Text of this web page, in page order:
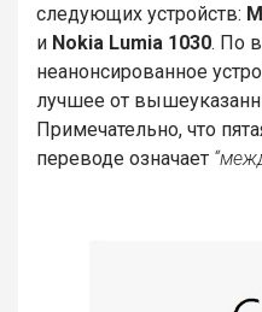
следующих устройств:
и Nokia Lumia 1030. По
неанонсированное
лучшее от
Примечательно, что
переводе означает